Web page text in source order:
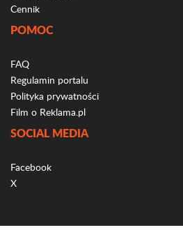
Cennik
POMOC
FAQ
Regulamin portalu
Polityka prywatności
Film o Reklama.pl
SOCIAL MEDIA
Facebook
X